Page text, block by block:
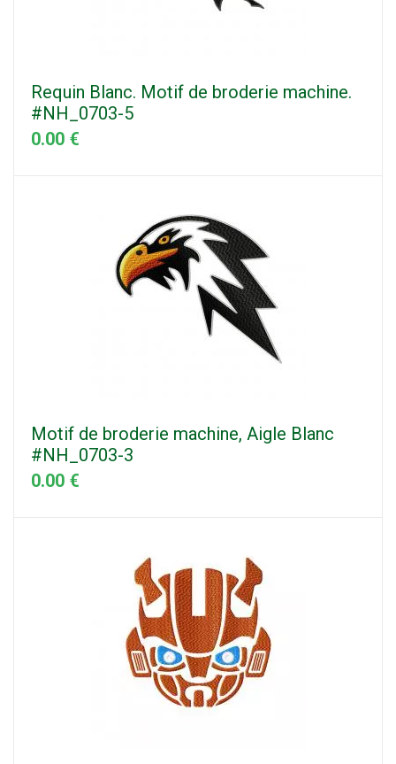
Requin Blanc. Motif de broderie machine.
#NH_0703-5
0.00 €
Motif de broderie machine, Aigle Blanc
#NH_0703-3
0.00 €